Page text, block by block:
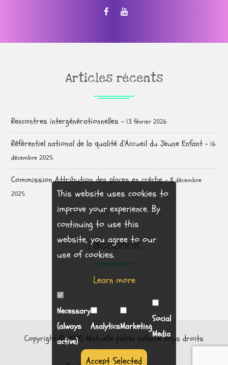
Articles récents
Rencontres intergénérationnelles 13 février 2026
Référentiel national de la qualité d’Accueil du Jeune Enfant
16
décembre 2025
Commission Attribution des places en crèche
8 décembre
2025
Facebook
Copyright © 2020, Mutuelle petite enfance tous droits
Réservés.
This website uses cookies to
improve your experience. By
continuing to use this
website, you agree to our
use of cookies.
Learn more
Necessary
(always
active)
AnalyticsMarketing
Social
Media
Accept Selected